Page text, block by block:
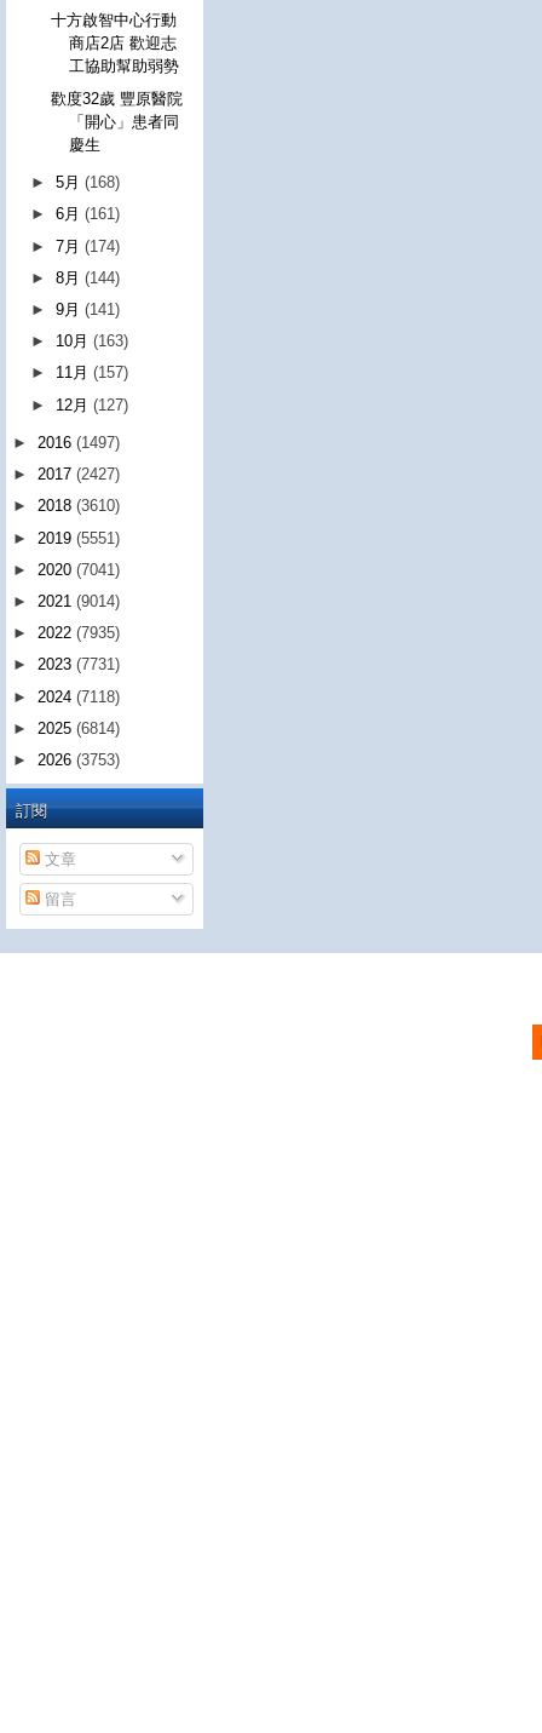
十方啟智中心行動
商店2店 歡迎志
工協助幫助弱勢
歡度32歲 豐原醫院
「開心」患者同
慶生
►5月(168)
►6月(161)
►7月(174)
►8月(144)
►9月(141)
► 10月(163)
► 11月(157)
► 12月(127)
► 2016 (1497)
► 2017 (2427)
► 2018 (3610)
► 2019 (5551)
► 2020 (7041)
► 2021 (9014)
► 2022 (7935)
► 2023 (7731)
► 2024 (7118)
► 2025 (6814)
► 2026 (3753)
訂閱
文章
留言